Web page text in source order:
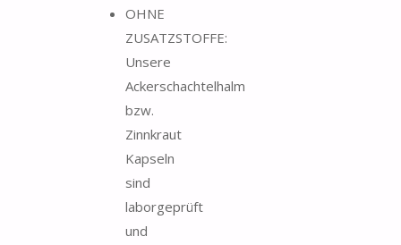
OHNE
ZUSATZSTOFFE:
Unsere
Ackerschachtelhalm
bzw.
Zinnkraut
Kapseln
sind
laborgeprüft
und